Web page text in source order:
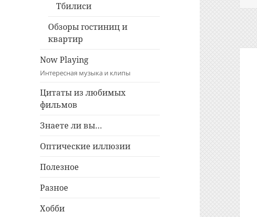
Тбилиси
Обзоры гостиниц и
квартир
Now Playing
Интересная музыка и клипы
Цитаты из любимых
фильмов
Знаете ли вы…
Оптические иллюзии
Полезное
Разное
Хобби